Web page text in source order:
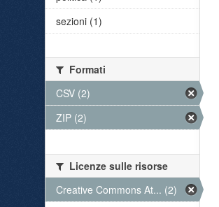
sezioni (1)
Formati
CSV (2)
ZIP (2)
Licenze sulle risorse
Creative Commons At... (2)